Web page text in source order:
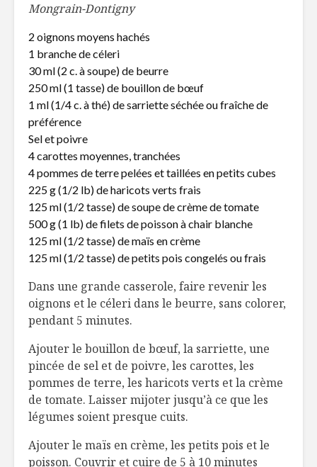
Mongrain-Dontigny
2 oignons moyens hachés
1 branche de céleri
30 ml (2 c. à soupe) de beurre
250 ml (1 tasse) de bouillon de bœuf
1 ml (1/4 c. à thé) de sarriette séchée ou fraîche de
préférence
Sel et poivre
4 carottes moyennes, tranchées
4 pommes de terre pelées et taillées en petits cubes
225 g (1/2 lb) de haricots verts frais
125 ml (1/2 tasse) de soupe de crème de tomate
500 g (1 lb) de filets de poisson à chair blanche
125 ml (1/2 tasse) de maïs en crème
125 ml (1/2 tasse) de petits pois congelés ou frais
Dans une grande casserole, faire revenir les
oignons et le céleri dans le beurre, sans colorer,
pendant 5 minutes.
Ajouter le bouillon de bœuf, la sarriette, une
pincée de sel et de poivre, les carottes, les
pommes de terre, les haricots verts et la crème
de tomate. Laisser mijoter jusqu’à ce que les
légumes soient presque cuits.
Ajouter le maïs en crème, les petits pois et le
poisson. Couvrir et cuire de 5 à 10 minutes